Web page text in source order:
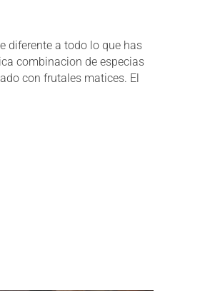
diferente a todo lo que has
combinacion de especias
con frutales matices. El